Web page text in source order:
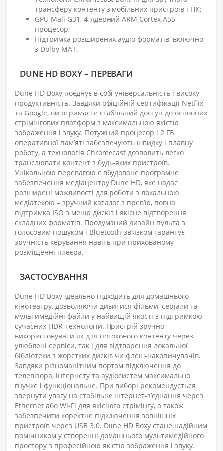
трансферу контенту з мобільних пристроїв і ПК;
GPU Mali G31, 4-ядерний ARM Cortex A55
процесор;
Підтримка розширених аудіо форматів, включно
з Dolby MAT.
DUNE HD BOXY – ПЕРЕВАГИ
Dune HD Boxy поєднує в собі універсальність і високу
продуктивність. Завдяки офіційній сертифікації Netflix
та Google, ви отримаєте стабільний доступ до основних
стрімінгових платформ з максимальною якістю
зображення і звуку. Потужний процесор і 2 ГБ
оперативної пам’яті забезпечують швидку і плавну
роботу, а технологія Chromecast дозволить легко
транслювати контент з будь-яких пристроїв.
Унікальною перевагою є вбудоване програмне
забезпечення медіацентру Dune HD, яке надає
розширені можливості для роботи з локальною
медіатекою – зручний каталог з прев’ю, повна
підтримка ISO з меню дисків і якісне відтворення
складних форматів. Продуманий дизайн пульта з
голосовим пошуком і Bluetooth-зв’язком гарантує
зручність керування навіть при прихованому
розміщенні плеєра.
ЗАСТОСУВАННЯ
Dune HD Boxy ідеально підходить для домашнього
кінотеатру, дозволяючи дивитися фільми, серіали та
мультимедійні файли у найвищій якості з підтримкою
сучасних HDR-технологій. Пристрій зручно
використовувати як для потокового контенту через
улюблені сервіси, так і для відтворення локальної
бібліотеки з жорстких дисків чи флеш-накопичувачів.
Завдяки різноманітним портам підключення до
телевізора, інтернету та аудіосистем максимально
гнучке і функціональне. При виборі рекомендується
звернути увагу на стабільне інтернет-з’єднання через
Ethernet або Wi-Fi для якісного стрімінгу, а також
забезпечити коректне підключення зовнішніх
пристроїв через USB 3.0. Dune HD Boxy стане надійним
помічником у створенні домашнього мультимедійного
простору з професійною якістю зображення і звуку.